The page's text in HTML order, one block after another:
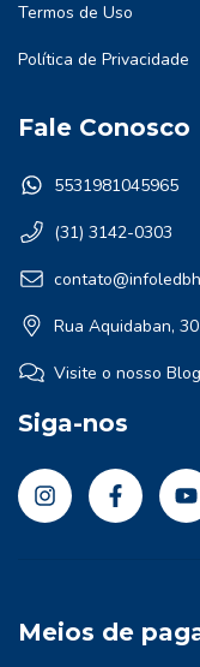
Termos de Uso
Política de Privacidade
Fale Conosco
5531981045965
(31) 3142-0303
Rua Aquidaban,
Visite o nosso
Siga-nos
Meios de